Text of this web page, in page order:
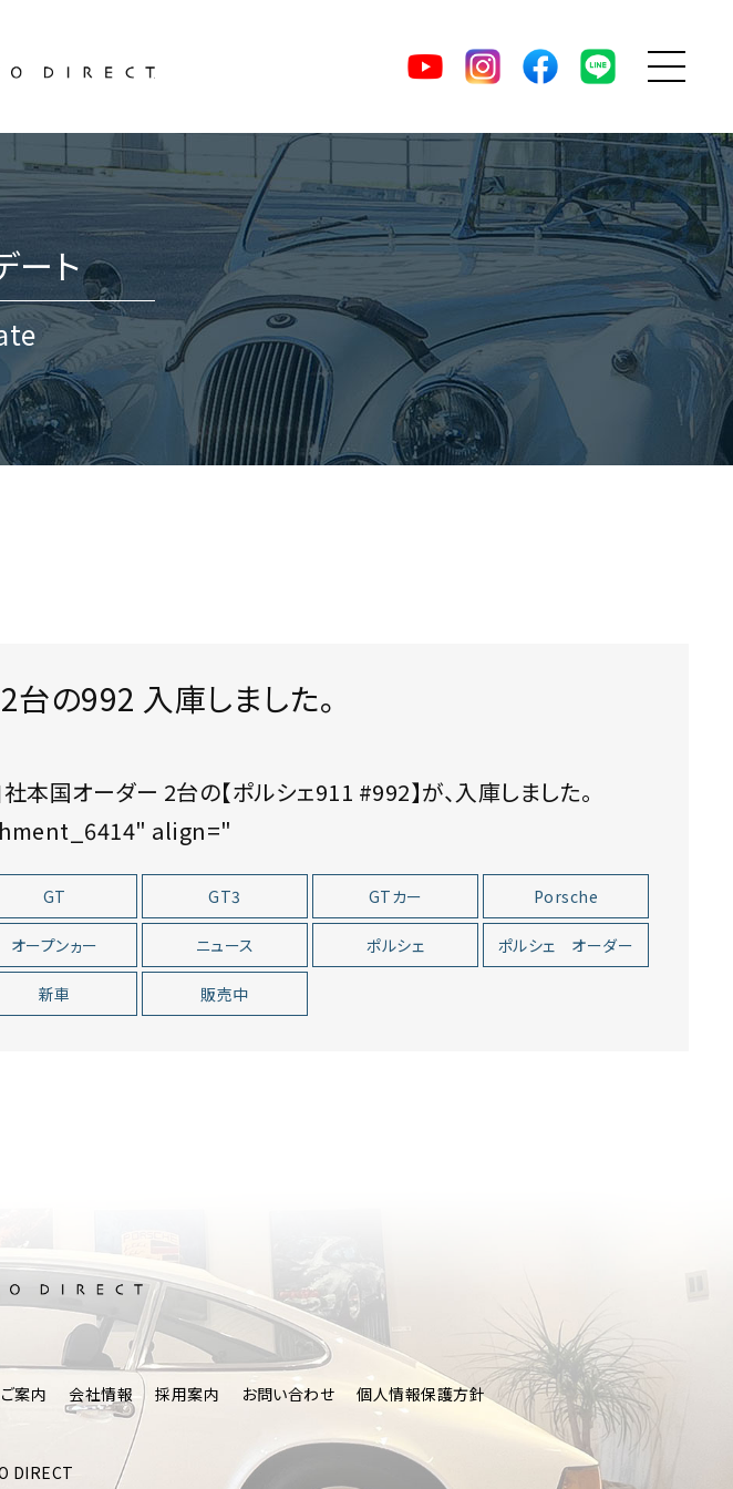
YouTube Instagram facebook MENU
ート
2台の992 入庫しました。
シェ911 #992】が、入庫しました。
align="
GT GT3 GTカー Porsche
オープンヵー ニュース ポルシェ ポルシェ オーダー
新車 販売中
AUTO DIRECT
案内 会社情報 採用案内 お問い合わせ 個人情報保護方針
DIRECT